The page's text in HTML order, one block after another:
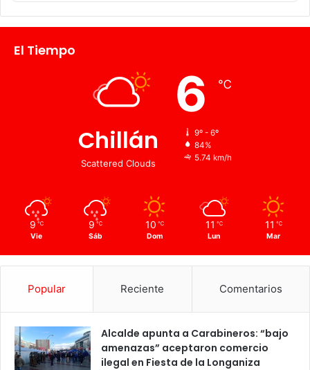
El Tiempo
Chillán
Scattered Clouds
6 ℃
9º - 6º
84%
5.74 km/h
9 ℃
Vie
9 ℃
Sáb
10 ℃
Dom
11 ℃
Lun
11 ℃
Mar
Popular Reciente Comentarios
Alcalde apunta a Carabineros: “bajo
amenazas” aceptaron comercio
ilegal en Fiesta de la Longaniza